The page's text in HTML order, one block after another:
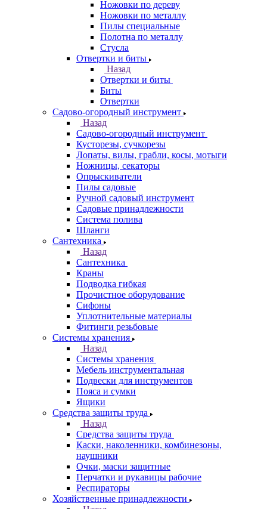
Ножовки по дереву
Ножовки по металлу
Пилы специальные
Полотна по металлу
Стусла
Отвертки и биты
Назад
Отвертки и биты
Биты
Отвертки
Садово-огородный инструмент
Назад
Садово-огородный инструмент
Кусторезы, сучкорезы
Лопаты, вилы, грабли, косы, мотыги
Ножницы, секаторы
Опрыскиватели
Пилы садовые
Ручной садовый инструмент
Садовые принадлежности
Система полива
Шланги
Сантехника
Назад
Сантехника
Краны
Подводка гибкая
Прочистное оборудование
Сифоны
Уплотнительные материалы
Фитинги резьбовые
Системы хранения
Назад
Системы хранения
Мебель инструментальная
Подвески для инструментов
Пояса и сумки
Ящики
Средства защиты труда
Назад
Средства защиты труда
Каски, наколенники, комбинезоны,
наушники
Очки, маски защитные
Перчатки и рукавицы рабочие
Респираторы
Хозяйственные принадлежности